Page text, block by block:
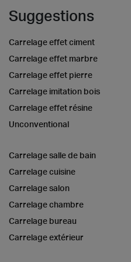
Suggestions
Carrelage effet ciment
Carrelage effet marbre
Carrelage effet pierre
Carrelage imitation bois
Carrelage effet résine
Unconventional
Carrelage salle de bain
Carrelage cuisine
Carrelage salon
Carrelage chambre
Carrelage bureau
Carrelage extérieur